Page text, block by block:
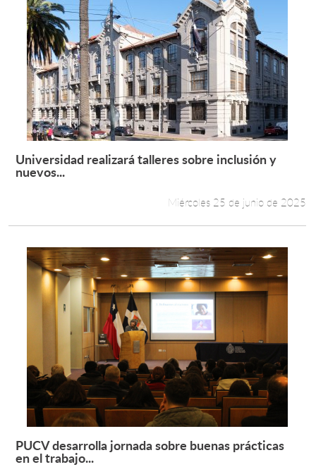
Leer más +
Universidad realizará talleres sobre inclusión y
nuevos...
Miércoles 25 de junio de 2025
Leer más +
PUCV desarrolla jornada sobre buenas prácticas
en el trabajo...